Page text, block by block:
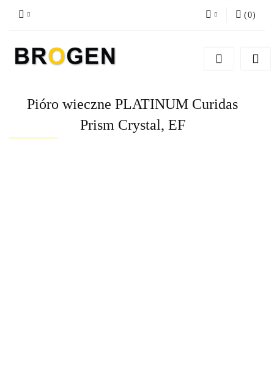
Zarejestruj się
Zgody cookies
(0)
Pióro wieczne PLATINUM Curidas
Prism Crystal, EF